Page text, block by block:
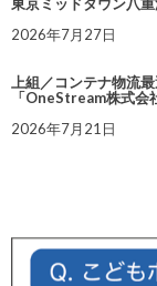
2026年7月27日
上組／コンテナ物流
「OneStream株式会
2026年7月21日